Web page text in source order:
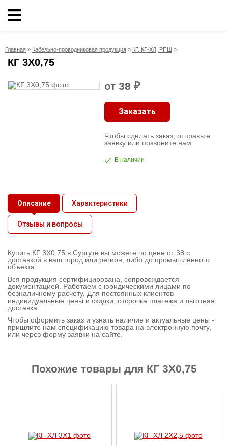
продукция
Электрика
компании
информация
Главная » Кабельно-проводниковая продукция » КГ, КГ-ХЛ, РПШ »
КГ 3X0,75
от 38 ₽
Заказать
Чтобы сделать заказ, отправьте
заявку или позвоните нам
В наличии
Описание Характеристики
Отзывы и вопросы
Купить КГ 3X0,75 в Сургуте вы можете по цене от 38 с
доставкой в ваш город или регион, либо до промышленного
объекта.
Вся продукция сертифицирована, сопровождается
документацией. Работаем с юридическими лицами по
безналичному расчету. Для постоянных клиентов
индивидуальные цены и скидки, отсрочка платежа и льготная
доставка.
Чтобы оформить заказ и узнать наличие и актуальные цены -
пришлите нам спецификацию товара на электронную почту,
или через форму заявки на сайте.
Похожие товары для КГ 3X0,75